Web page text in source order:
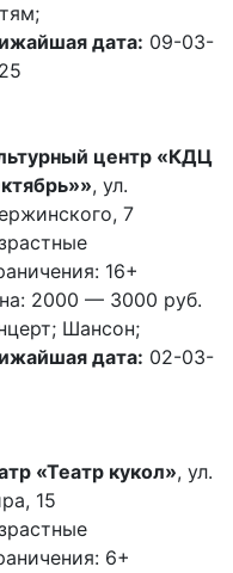
дата: 09-03-
центр «КДЦ
, ул.
7
16+
2000 — 3000 руб.
Шансон;
дата: 02-03-
«Театр кукол», ул.
15
6+